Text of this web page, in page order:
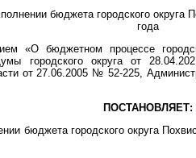
бюджета городского округа
года
«О бюджетном процессе
городского округа от
от 27.06.2005 № 52-225,
ПОСТАНОВЛЯЕТ:
бюджета городского округа